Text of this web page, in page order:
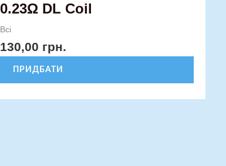
0.23Ω DL Coil
Всі
130,00 грн.
ПРИДБАТИ